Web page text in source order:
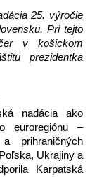
25. výročie
Pri tejto
v košickom
prezidentka
nadácia ako
euroregiónu –
prihraničných
Ukrajiny a
Karpatská